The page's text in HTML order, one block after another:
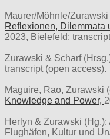
Maurer/Möhnle/Zurawski
Reflexionen, Dilemmata
2023, Bielefeld:
Zurawski & Scharf
transcript (open access).
Maguire, Rao, Zurawski
Knowledge and Power,
Herlyn & Zurawski
Flughäfen, Kultur und